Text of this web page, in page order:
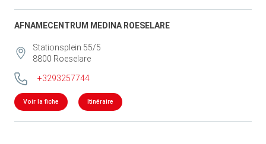
AFNAMECENTRUM MEDINA ROESELARE
Stationsplein 55/5
8800 Roeselare
+3293257744
Voir la fiche Itinéraire